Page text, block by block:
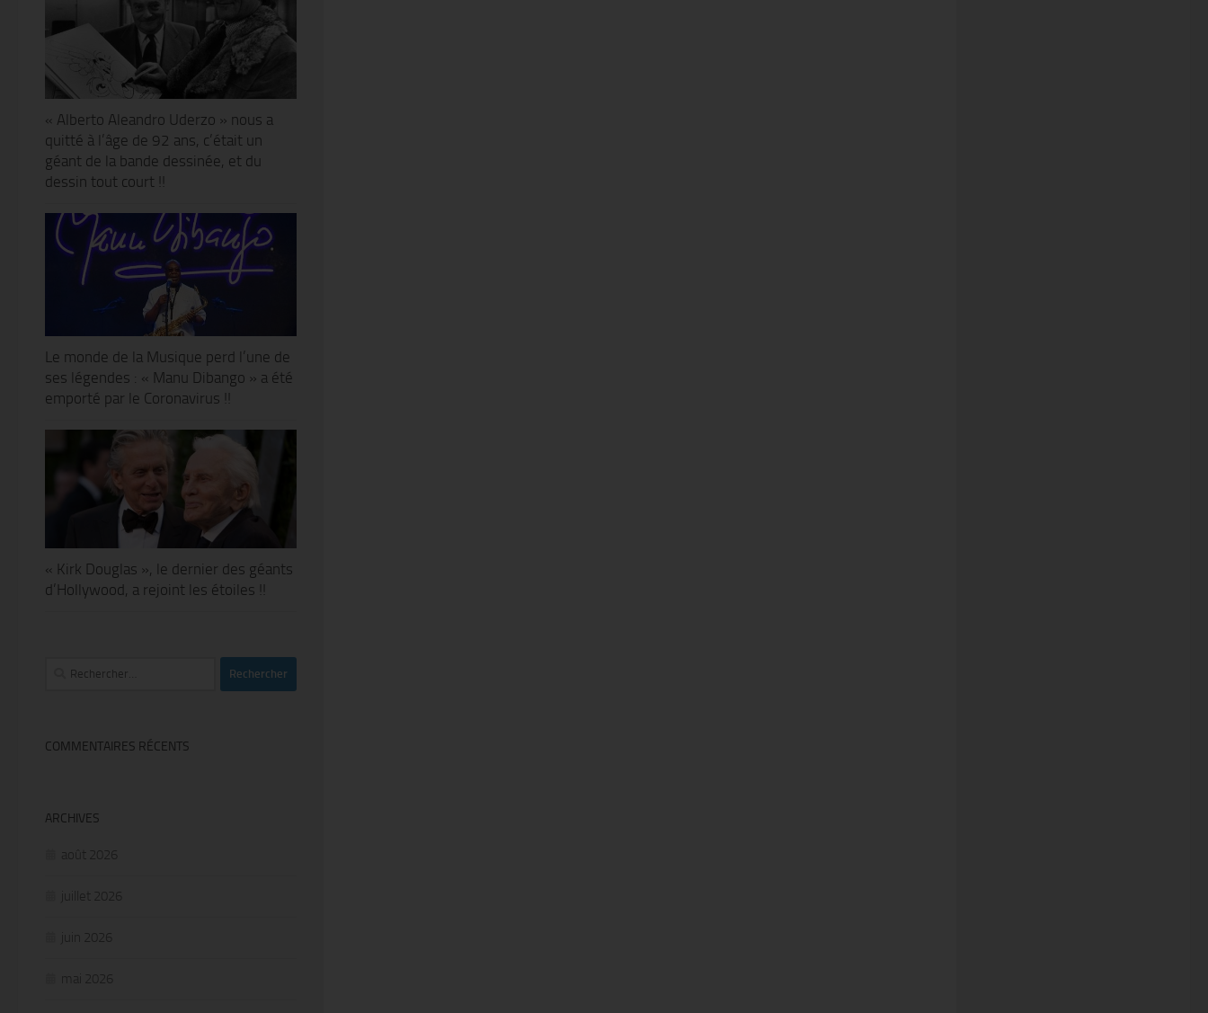
« Alberto Aleandro Uderzo » nous a
quitté à l’âge de 92 ans, c’était un
géant de la bande dessinée, et du
dessin tout court !!
Le monde de la Musique perd l’une de
ses légendes : « Manu Dibango » a été
emporté par le Coronavirus !!
« Kirk Douglas », le dernier des géants
d’Hollywood, a rejoint les étoiles !!
Rechercher :
COMMENTAIRES RÉCENTS
ARCHIVES
août 2026
juillet 2026
juin 2026
mai 2026